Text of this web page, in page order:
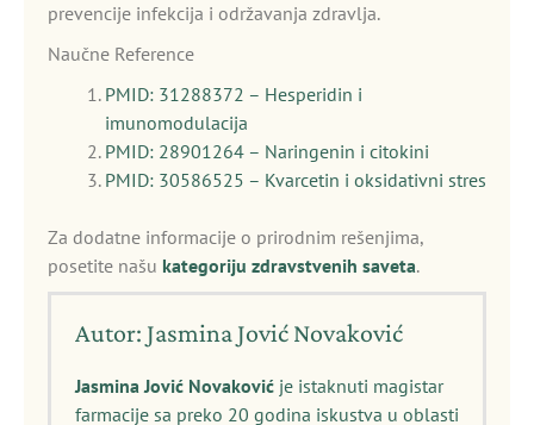
prevencije infekcija i održavanja zdravlja.
Naučne Reference
PMID: 31288372 – Hesperidin i
imunomodulacija
PMID: 28901264 – Naringenin i citokini
PMID: 30586525 – Kvarcetin i oksidativni stres
Za dodatne informacije o prirodnim rešenjima,
posetite našu kategoriju zdravstvenih saveta.
Autor: Jasmina Jović Novaković
Jasmina Jović Novaković je istaknuti magistar
farmacije sa preko 20 godina iskustva u oblasti